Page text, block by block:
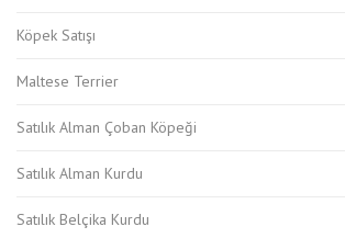
Köpek Satışı
Maltese Terrier
Satılık Alman Çoban Köpeği
Satılık Alman Kurdu
Satılık Belçika Kurdu